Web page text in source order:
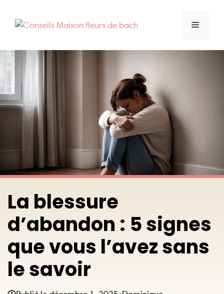
contenu
Menu
La blessure
d’abandon : 5 signes
que vous l’avez sans
le savoir